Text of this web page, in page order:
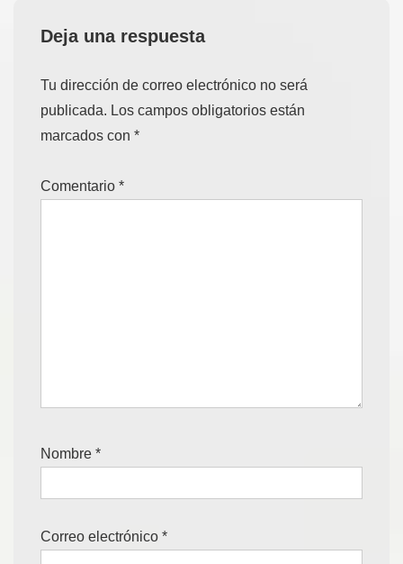
Deja una respuesta
Tu dirección de correo electrónico no será
publicada. Los campos obligatorios están
marcados con *
Comentario *
Nombre *
Correo electrónico *